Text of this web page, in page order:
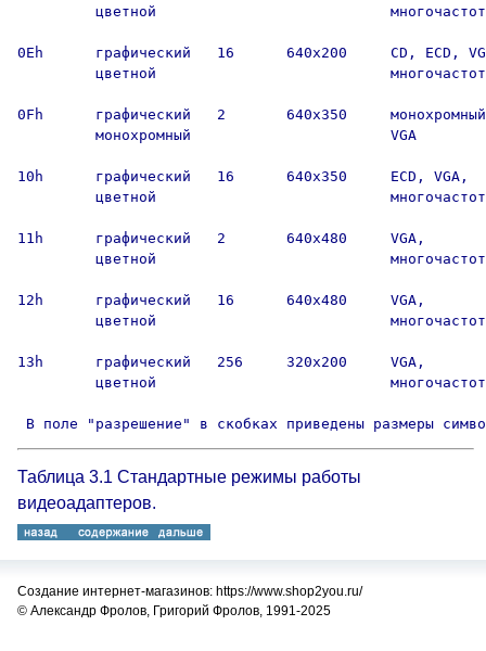
цветной
0Eh      графический   16      640х200     CD, ECD,
цветной
0Fh      графический   2       640х350
         монохромный                       VGA
10h      графический   16      640х350     ECD, VGA,
цветной
11h      графический   2       640х480     VGA,
цветной
12h      графический   16      640х480     VGA,
цветной
13h      графический   256     320х200     VGA,
цветной
Таблица 3.1 Стандартные режимы работы
видеоадаптеров.
Создание интернет-магазинов: https://www.shop2you.ru/
© Александр Фролов, Григорий Фролов, 1991-2025